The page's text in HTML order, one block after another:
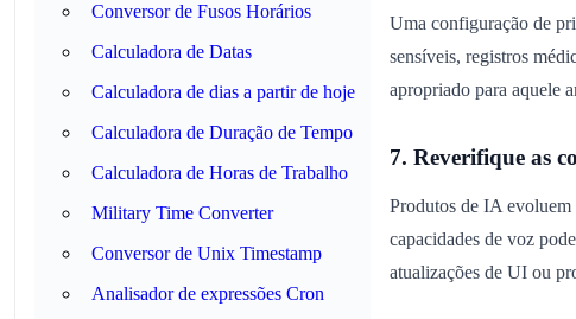
Conversor de Fusos Horários
Calculadora de Datas
Calculadora de dias a partir de hoje
Calculadora de Duração de Tempo
Calculadora de Horas de Trabalho
Military Time Converter
Conversor de Unix Timestamp
Analisador de expressões Cron
Uma configuração de
sensíveis, registros
apropriado para aquele
7. Reverifique as
Produtos de IA evoluem
capacidades de voz
atualizações de UI ou